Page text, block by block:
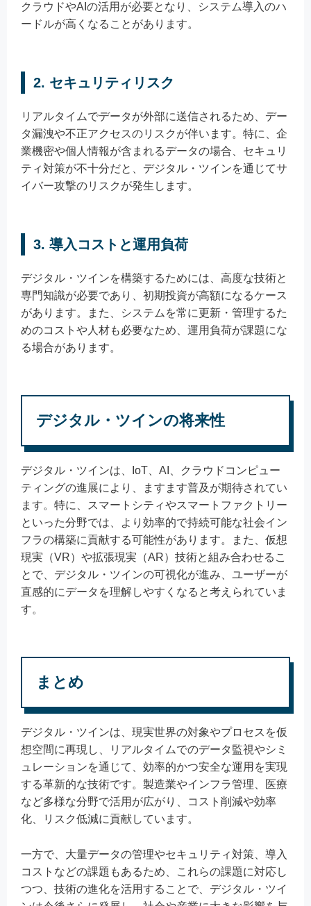
クラウドやAIの活用が必要となり、システム導入のハ
ードルが高くなることがあります。
2. セキュリティリスク
リアルタイムでデータが外部に送信されるため、デー
タ漏洩や不正アクセスのリスクが伴います。特に、企
業機密や個人情報が含まれるデータの場合、セキュリ
ティ対策が不十分だと、デジタル・ツインを通じてサ
イバー攻撃のリスクが発生します。
3. 導入コストと運用負荷
デジタル・ツインを構築するためには、高度な技術と
専門知識が必要であり、初期投資が高額になるケース
があります。また、システムを常に更新・管理するた
めのコストや人材も必要なため、運用負荷が課題にな
る場合があります。
デジタル・ツインの将来性
デジタル・ツインは、IoT、AI、クラウドコンピュー
ティングの進展により、ますます普及が期待されてい
ます。特に、スマートシティやスマートファクトリー
といった分野では、より効率的で持続可能な社会イン
フラの構築に貢献する可能性があります。また、仮想
現実（VR）や拡張現実（AR）技術と組み合わせるこ
とで、デジタル・ツインの可視化が進み、ユーザーが
直感的にデータを理解しやすくなると考えられていま
す。
まとめ
デジタル・ツインは、現実世界の対象やプロセスを仮
想空間に再現し、リアルタイムでのデータ監視やシミ
ュレーションを通じて、効率的かつ安全な運用を実現
する革新的な技術です。製造業やインフラ管理、医療
など多様な分野で活用が広がり、コスト削減や効率
化、リスク低減に貢献しています。
一方で、大量データの管理やセキュリティ対策、導入
コストなどの課題もあるため、これらの課題に対応し
つつ、技術の進化を活用することで、デジタル・ツイ